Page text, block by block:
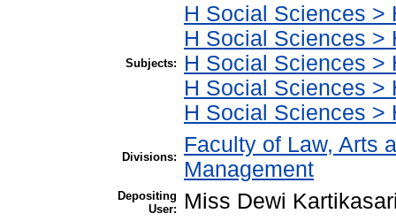
Subjects:
H Social Sciences >
H Social Sciences >
H Social Sciences >
H Social Sciences >
H Social Sciences >
Divisions:
Faculty of Law, Arts
Management
Depositing
User:
Miss Dewi